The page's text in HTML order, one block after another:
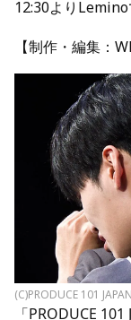
12:30よりLemino
【制作・編集：
(C)PRODUCE 101
「PRODUCE